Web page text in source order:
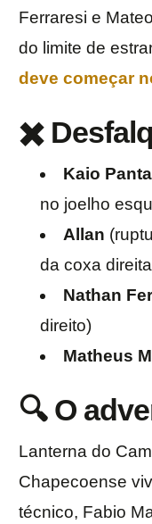
Ferraresi e
do limite de
deve começar
✖️
Kaio
no joelho
Allan
da coxa
Nathan
direito)
Matheus
🔍 O
Lanterna do
Chapecoense
técnico, Fabio